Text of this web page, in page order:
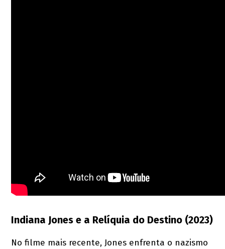
Indiana Jones e a Relíquia do Destino (2023)
No filme mais recente, Jones enfrenta o nazismo